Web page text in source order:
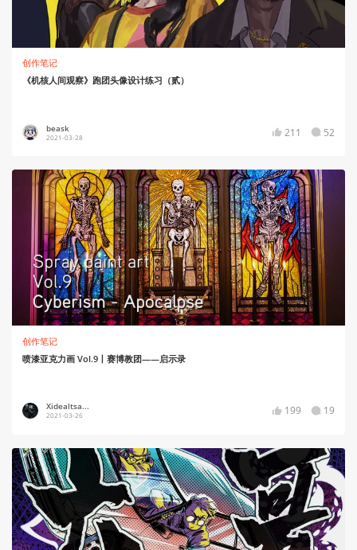
创作笔记
《机核人间观察》跑团头像设计练习（贰）
beask
2021-03-28 211 52
创作笔记
喷漆亚克力画 Vol.9丨赛博教团——启示录
Xidealtsa...
2021-03-26 199 19